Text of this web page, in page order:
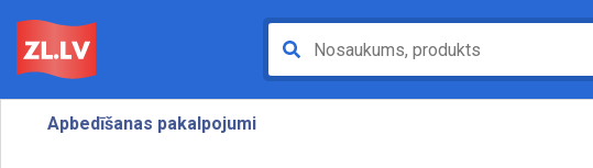
Apbedīšanas pakalpojumi